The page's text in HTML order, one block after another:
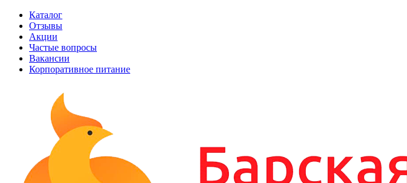
Каталог
Отзывы
Акции
Частые вопросы
Вакансии
Корпоративное питание